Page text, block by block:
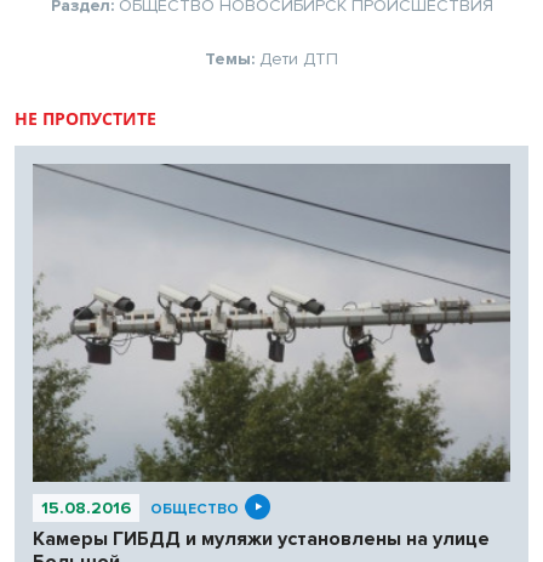
Раздел: ОБЩЕСТВО НОВОСИБИРСК ПРОИСШЕСТВИЯ
Темы: Дети ДТП
НЕ ПРОПУСТИТЕ
15.08.2016 ОБЩЕСТВО
Камеры ГИБДД и муляжи установлены на улице